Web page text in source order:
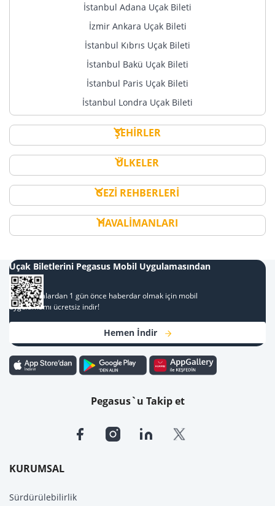
İstanbul Adana Uçak Bileti
İzmir Ankara Uçak Bileti
İstanbul Kıbrıs Uçak Bileti
İstanbul Bakü Uçak Bileti
İstanbul Paris Uçak Bileti
İstanbul Londra Uçak Bileti
ŞEHİRLER
ÜLKELER
GEZİ REHBERLERİ
HAVALİMANLARI
KURUMSAL
Sürdürülebilirlik
Uçak Biletlerini Pegasus Mobil Uygulamasından
Al
Kampanyalardan 1 gün önce haberdar olmak için mobil
uygulamamı ücretsiz indir!
Hemen İndir
Pegasus`u Takip et